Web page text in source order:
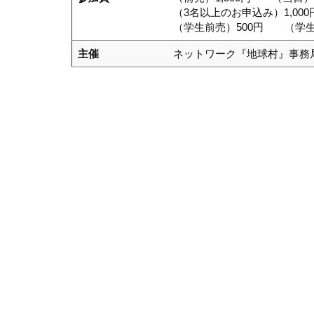
（3名以上のお申込み）1,000
（学生前売）500円 （学
主催 ネットワーク『地球村』事務